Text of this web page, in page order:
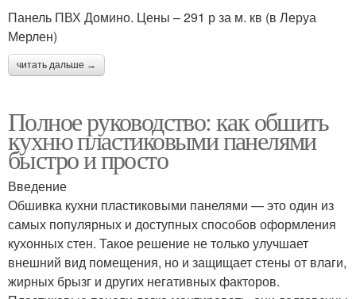
Панель ПВХ Домино. Цены – 291 р за м. кв (в Леруа
Мерлен)
читать дальше →
Полное руководство: как обшить
кухню пластиковыми панелями
быстро и просто
Введение
Обшивка кухни пластиковыми панелями — это один из
самых популярных и доступных способов оформления
кухонных стен. Такое решение не только улучшает
внешний вид помещения, но и защищает стены от влаги,
жирных брызг и других негативных факторов.